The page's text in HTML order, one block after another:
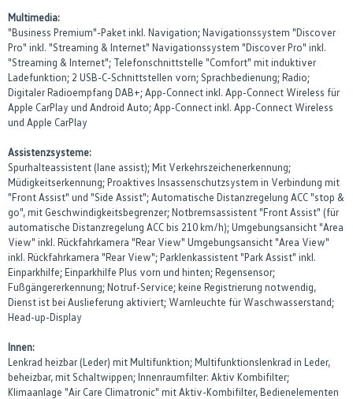
Multimedia:
"Business Premium"-Paket inkl. Navigation; Navigationssystem "Discover
Pro" inkl. "Streaming & Internet" Navigationssystem "Discover Pro" inkl.
"Streaming & Internet"; Telefonschnittstelle "Comfort" mit induktiver
Ladefunktion; 2 USB-C-Schnittstellen vorn; Sprachbedienung; Radio;
Digitaler Radioempfang DAB+; App-Connect inkl. App-Connect Wireless für
Apple CarPlay und Android Auto; App-Connect inkl. App-Connect Wireless
und Apple CarPlay
Assistenzsysteme:
Spurhalteassistent (lane assist); Mit Verkehrszeichenerkennung;
Müdigkeitserkennung; Proaktives Insassenschutzsystem in Verbindung mit
"Front Assist" und "Side Assist"; Automatische Distanzregelung ACC "stop &
go", mit Geschwindigkeitsbegrenzer; Notbremsassistent "Front Assist" (für
automatische Distanzregelung ACC bis 210 km/h); Umgebungsansicht "Area
View" inkl. Rückfahrkamera "Rear View" Umgebungsansicht "Area View"
inkl. Rückfahrkamera "Rear View"; Parklenkassistent "Park Assist" inkl.
Einparkhilfe; Einparkhilfe Plus vorn und hinten; Regensensor;
Fußgängererkennung; Notruf-Service; keine Registrierung notwendig,
Dienst ist bei Auslieferung aktiviert; Warnleuchte für Waschwasserstand;
Head-up-Display
Innen:
Lenkrad heizbar (Leder) mit Multifunktion; Multifunktionslenkrad in Leder,
beheizbar, mit Schaltwippen; Innenraumfilter: Aktiv Kombifilter;
Klimaanlage "Air Care Climatronic" mit Aktiv-Kombifilter, Bedienelementen